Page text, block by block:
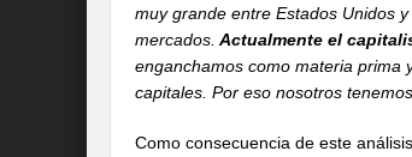
muy grande entre Estados Unidos
mercados. Actualmente el
enganchamos como materia prima
capitales. Por eso nosotros
Como consecuencia de este